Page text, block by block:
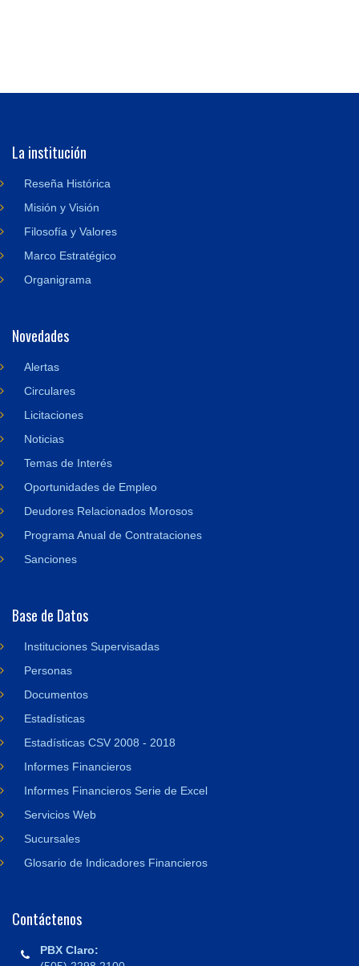
La institución
Reseña Histórica
Misión y Visión
Filosofía y Valores
Marco Estratégico
Organigrama
Novedades
Alertas
Circulares
Licitaciones
Noticias
Temas de Interés
Oportunidades de Empleo
Deudores Relacionados Morosos
Programa Anual de Contrataciones
Sanciones
Base de Datos
Instituciones Supervisadas
Personas
Documentos
Estadísticas
Estadísticas CSV 2008 - 2018
Informes Financieros
Informes Financieros Serie de Excel
Servicios Web
Sucursales
Glosario de Indicadores Financieros
Contáctenos
PBX Claro: